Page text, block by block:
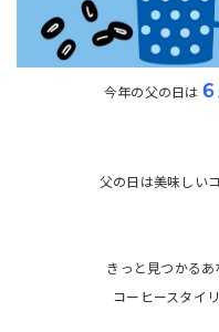
今年の父の日は
父の日は美味しい
きっと見つかる
コーヒースタイ